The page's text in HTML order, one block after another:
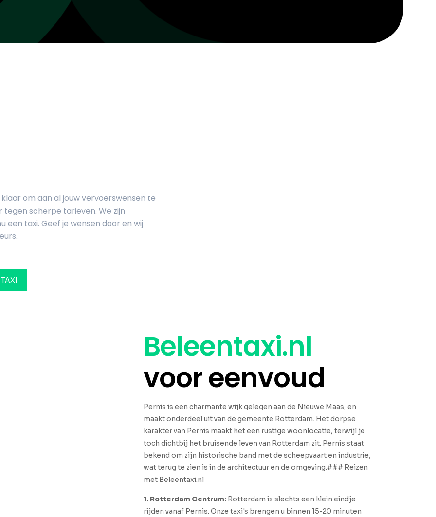
om aan al jouw vervoerswensen te
scherpe tarieven. We zijn
een taxi. Geef je wensen door en wij
Beleentaxi.nl
voor eenvoud
Pernis is een charmante wijk gelegen aan de Nieuwe Maas, en
maakt onderdeel uit van de gemeente Rotterdam. Het dorpse
karakter van Pernis maakt het een rustige woonlocatie, terwijl je
toch dichtbij het bruisende leven van Rotterdam zit. Pernis staat
bekend om zijn historische band met de scheepvaart en industrie,
wat terug te zien is in de architectuur en de omgeving.### Reizen
met Beleentaxi.nl
1. Rotterdam Centrum: Rotterdam is slechts een klein eindje
rijden vanaf Pernis. Onze taxi's brengen u binnen 15-20 minuten